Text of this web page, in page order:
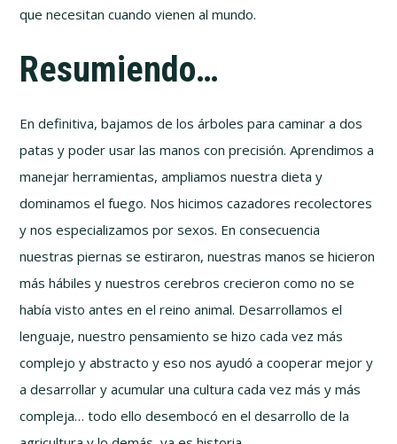
que necesitan cuando vienen al mundo.
Resumiendo…
En definitiva, bajamos de los árboles para caminar a dos
patas y poder usar las manos con precisión. Aprendimos a
manejar herramientas, ampliamos nuestra dieta y
dominamos el fuego. Nos hicimos cazadores recolectores
y nos especializamos por sexos. En consecuencia
nuestras piernas se estiraron, nuestras manos se hicieron
más hábiles y nuestros cerebros crecieron como no se
había visto antes en el reino animal. Desarrollamos el
lenguaje, nuestro pensamiento se hizo cada vez más
complejo y abstracto y eso nos ayudó a cooperar mejor y
a desarrollar y acumular una cultura cada vez más y más
compleja… todo ello desembocó en el desarrollo de la